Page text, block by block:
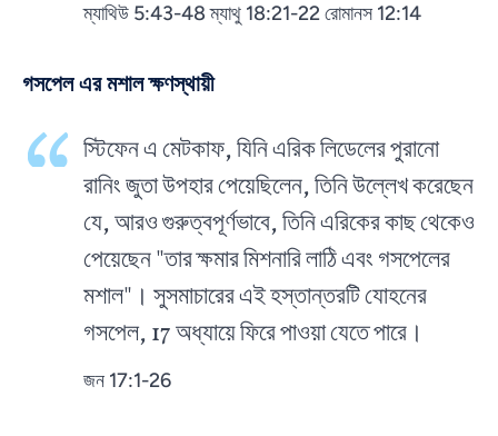
ম্যাথিউ 5:43-48 ম্যাথু 18:21-22 রোমানস 12:14
গসপেল এর মশাল ক্ষণস্থায়ী
স্টিফেন এ মেটকাফ, যিনি এরিক লিডেলের পুরানো
রানিং জুতা উপহার পেয়েছিলেন, তিনি উল্লেখ করেছেন
যে, আরও গুরুত্বপূর্ণভাবে, তিনি এরিকের কাছ থেকেও
পেয়েছেন "তার ক্ষমার মিশনারি লাঠি এবং গসপেলের
মশাল"। সুসমাচারের এই হস্তান্তরটি যোহনের
গসপেল, 17 অধ্যায়ে ফিরে পাওয়া যেতে পারে।
জন 17:1-26